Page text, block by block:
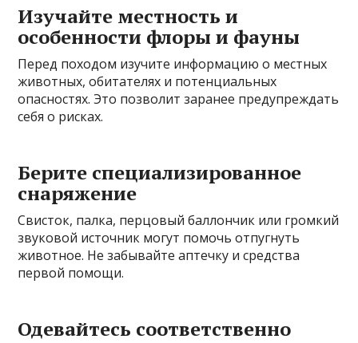
Изучайте местность и
особенности флоры и фауны
Перед походом изучите информацию о местных
животных, обитателях и потенциальных
опасностях. Это позволит заранее предупреждать
себя о рисках.
Берите специализированное
снаряжение
Свисток, палка, перцовый баллончик или громкий
звуковой источник могут помочь отпугнуть
животное. Не забывайте аптечку и средства
первой помощи.
Одевайтесь соответственно